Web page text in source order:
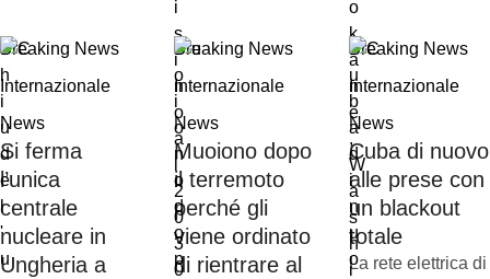
Breaking News
Internazionale
News
Si ferma
l’unica
centrale
nucleare in
Ungheria a
Breaking News
Internazionale
News
Muoiono dopo
il terremoto
perché gli
viene ordinato
di rientrare al
Breaking News
Internazionale
News
Cuba di nuovo
alle prese con
un blackout
totale
La rete elettrica di